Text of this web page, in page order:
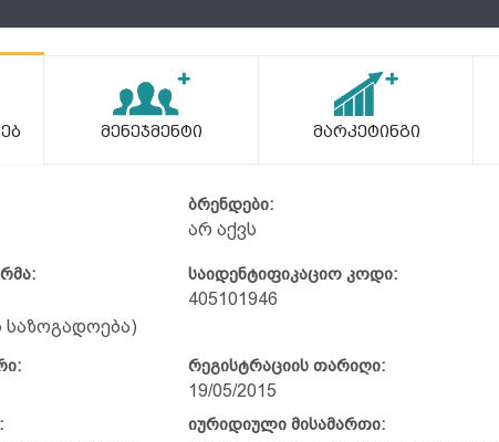
Მენეჯმენტი Მარკეტინგი
ბრენდები:
არ აქვს
საზოგადოება)
საიდენტიფიკაციო კოდი:
405101946
რეგისტრაციის თარიღი:
19/05/2015
იურიდიული მისამართი: